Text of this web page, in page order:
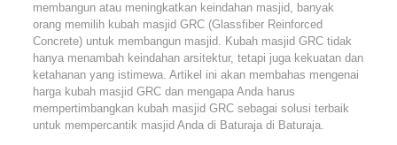
membangun atau meningkatkan keindahan masjid, banyak
orang memilih kubah masjid GRC (Glassfiber Reinforced
Concrete) untuk membangun masjid. Kubah masjid GRC tidak
hanya menambah keindahan arsitektur, tetapi juga kekuatan dan
ketahanan yang istimewa. Artikel ini akan membahas mengenai
harga kubah masjid GRC dan mengapa Anda harus
mempertimbangkan kubah masjid GRC sebagai solusi terbaik
untuk mempercantik masjid Anda di Baturaja di Baturaja.